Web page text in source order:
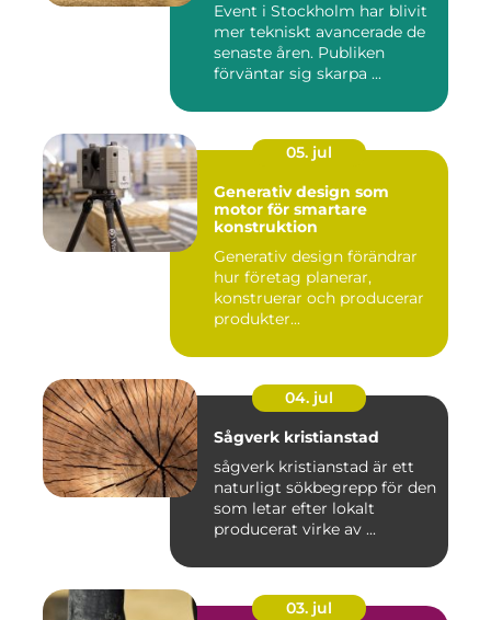
Event i Stockholm har blivit
mer tekniskt avancerade de
senaste åren. Publiken
förväntar sig skarpa ...
05. jul
Generativ design som
motor för smartare
konstruktion
Generativ design förändrar
hur företag planerar,
konstruerar och producerar
produkter...
04. jul
Sågverk kristianstad
sågverk kristianstad är ett
naturligt sökbegrepp för den
som letar efter lokalt
producerat virke av ...
03. jul